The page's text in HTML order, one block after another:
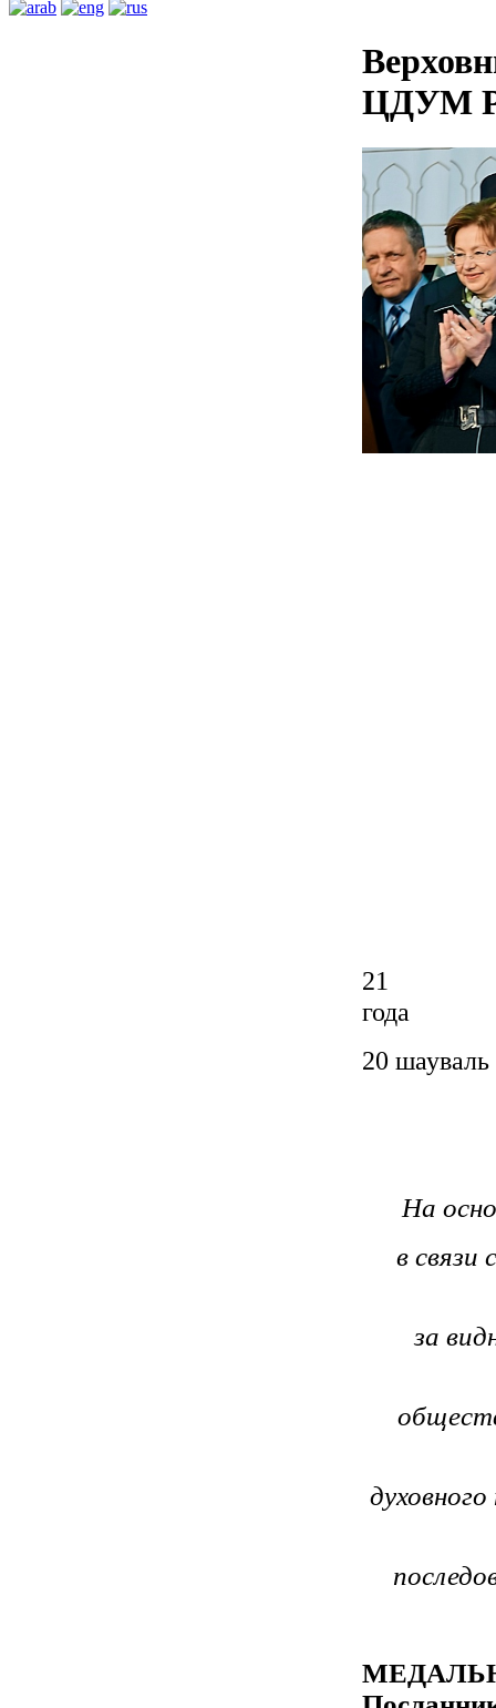
ЦДУМ
20 шауваль
На
в
за